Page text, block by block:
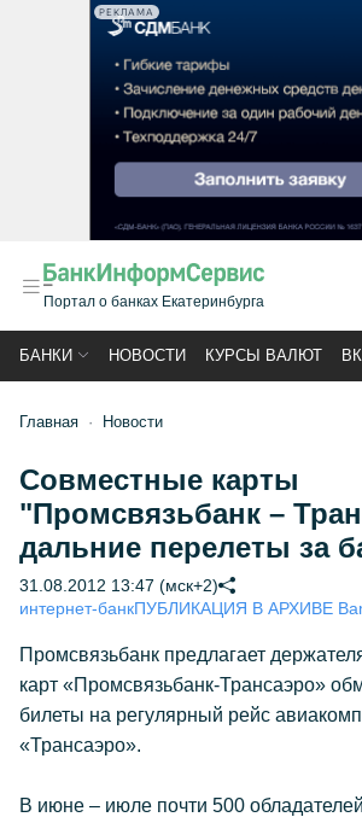
РЕКЛАМА
Портал о банках Екатеринбурга
БАНКИ НОВОСТИ КУРСЫ ВАЛЮТ
Главная Новости
Совместные карты
"Промсвязьбанк –
дальние перелеты за
31.08.2012 13:47 (мск+2)
интернет-банкПУБЛИКАЦИЯ В АРХИВЕ
Промсвязьбанк предлагает
карт «Промсвязьбанк-Трансаэро»
билеты на регулярный рейс
«Трансаэро».
В июне – июле почти 500